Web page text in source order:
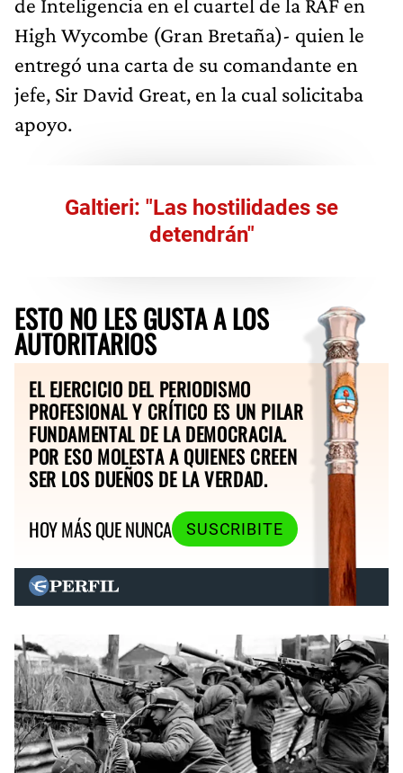
de Inteligencia en el cuartel de la RAF en
High Wycombe (Gran Bretaña)- quien le
entregó una carta de su comandante en
jefe, Sir David Great, en la cual solicitaba
apoyo.
Galtieri: "Las hostilidades se
detendrán"
ESTO NO LES GUSTA A LOS
AUTORITARIOS
EL EJERCICIO DEL PERIODISMO
PROFESIONAL Y CRÍTICO ES UN PILAR
FUNDAMENTAL DE LA DEMOCRACIA.
POR ESO MOLESTA A QUIENES CREEN
SER LOS DUEÑOS DE LA VERDAD.
HOY MÁS QUE NUNCA
SUSCRIBITE